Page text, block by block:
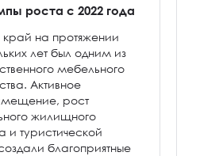
роста с 2022 года
на протяжении
лет был одним из
мебельного
Активное
рост
жилищного
и туристической
благоприятные